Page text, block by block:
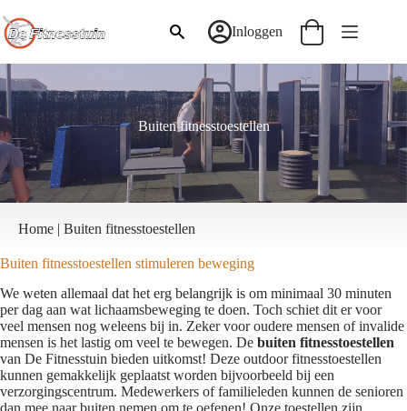
naar
de
Inloggen Winkelwagen
Buiten fitnesstoestellen
Home | Buiten fitnesstoestellen
Buiten fitnesstoestellen stimuleren beweging
We weten allemaal dat het erg belangrijk is om minimaal 30 minuten
per dag aan wat lichaamsbeweging te doen. Toch schiet dit er voor
veel mensen nog weleens bij in. Zeker voor oudere mensen of invalide
mensen is het lastig om veel te bewegen. De buiten fitnesstoestellen
van De Fitnesstuin bieden uitkomst! Deze outdoor fitnesstoestellen
kunnen gemakkelijk geplaatst worden bijvoorbeeld bij een
verzorgingscentrum. Medewerkers of familieleden kunnen de senioren
dan mee naar buiten nemen om te oefenen! Onze toestellen zijn